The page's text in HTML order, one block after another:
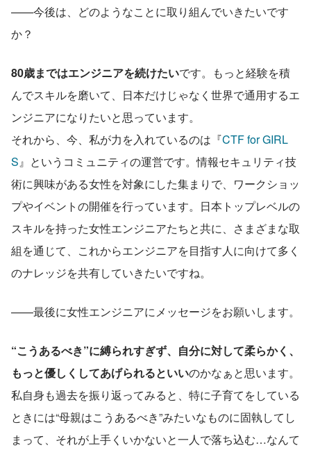
——今後は、どのようなことに取り組んでいきたいです
か？
80歳まではエンジニアを続けたいです。もっと経験を積
んでスキルを磨いて、日本だけじゃなく世界で通用するエ
ンジニアになりたいと思っています。
それから、今、私が力を入れているのは『CTF for GIRL
S』というコミュニティの運営です。情報セキュリティ技
術に興味がある女性を対象にした集まりで、ワークショッ
プやイベントの開催を行っています。日本トップレベルの
スキルを持った女性エンジニアたちと共に、さまざまな取
組を通じて、これからエンジニアを目指す人に向けて多く
のナレッジを共有していきたいですね。
——最後に女性エンジニアにメッセージをお願いします。
“こうあるべき”に縛られすぎず、自分に対して柔らかく、
もっと優しくしてあげられるといいのかなぁと思います。
私自身も過去を振り返ってみると、特に子育てをしている
ときには“母親はこうあるべき”みたいなものに固執してし
まって、それが上手くいかないと一人で落ち込む…なんて